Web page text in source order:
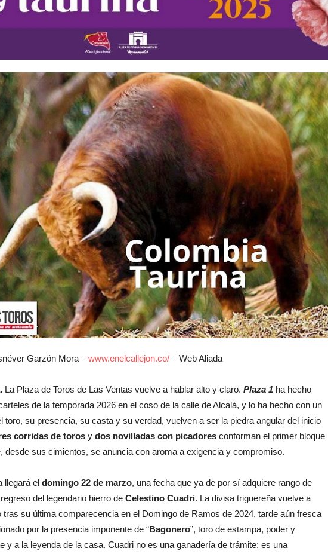
Garzón Mora –www.enelcallejon.co/ – Web Aliada
La Plaza de Toros de Las Ventas vuelve a hablar alto y claro. Plaza 1 ha hecho
de la temporada 2026 en el coso de la calle de Alcalá, y lo ha hecho con un
toro, su presencia, su casta y su verdad, vuelven a ser la piedra angular del inicio
corridas de toros y dos novilladas con picadores conforman el primer bloque
desde sus cimientos, se anuncia con aroma a exigencia y compromiso.
llegará el domingo 22 de marzo, una fecha que ya de por sí adquiere rango de
del legendario hierro de Celestino Cuadri. La divisa triguereña vuelve a
tras su última comparecencia en el Domingo de Ramos de 2024, tarde aún fresca
por la presencia imponente de “Bagonero”, toro de estampa, poder y
y a la leyenda de la casa. Cuadri no es una ganadería de trámite: es una